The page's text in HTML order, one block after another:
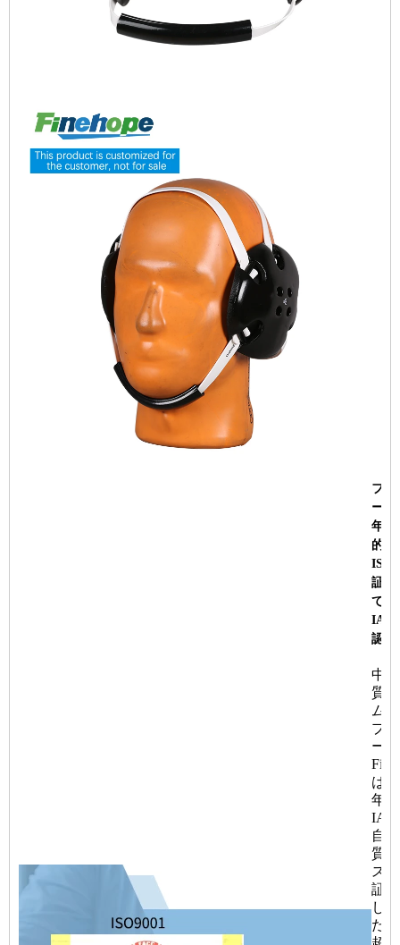
ファ
ープ
年か
的に
証を
てい
認証:
中
質
ム
プ
ー
は
年に
自
質
ス
証
し
た